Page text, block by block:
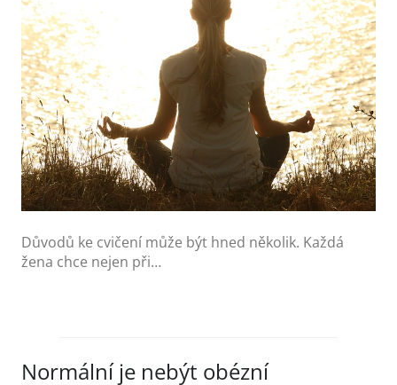
Důvodů ke cvičení může být hned několik. Každá
žena chce nejen při…
Normální je nebýt obézní